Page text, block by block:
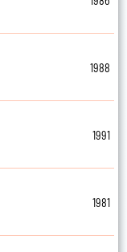
1988
1991
1981